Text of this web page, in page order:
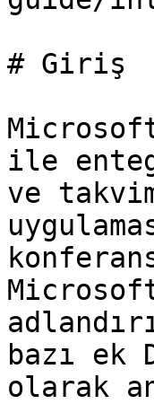
# Giriş
ile
ve
bazı ek
olarak